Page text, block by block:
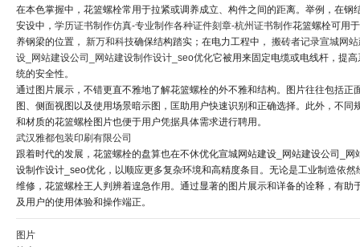
在本色掌握中，花篮螺栓常用于拉紧或调养成立、构件之间的距离。举例，在钢
安设中， 学历证书制作仿真-专业制作各种证件刻章-杭州证书制作花篮螺栓可用
养钢梁的位置， 新万和科技确保结构踏实；在电力工程中， 搬砖者记录宣城网
设_网站建设公司_网站建设制作设计_seo优化它被用来固定电缆或电线杆，提高
统的安全性。
通过图片展示，不错更直不雅地了解花篮螺栓的外不雅和结构。图片往往包括正
图、侧面视图以及使用场景暗示图，匡助用户快速识别和正确选择。此外，不同
和材质的花篮螺栓图片也便于用户凭据具体需求进行聘用。
武汉雅都包装印刷有限公司
跟着时代的发展，花篮螺栓的盘算也在不休优化宣城网站建设_网站建设公司_网
设制作设计_seo优化，以顺应更多复杂环境和高精度条目。无论是工业制造依然
维修，花篮螺栓王人判辨着遑急作用。通过显著的图片展示和详备的诠释，有助
及用户的使用体验和操作端正。
图片